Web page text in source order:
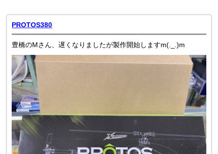
PROTOS380
豊橋のMさん、遅くなりましたが製作開始しますm(._.)m